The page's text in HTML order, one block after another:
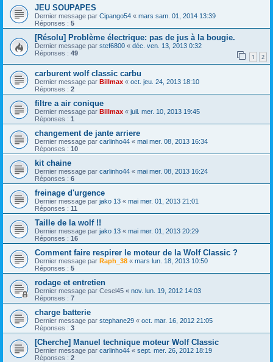
JEU SOUPAPES
Dernier message par Cipango54 « mars sam. 01, 2014 13:39
Réponses : 5
[Résolu] Problème électrique: pas de jus à la bougie.
Dernier message par stef6800 « déc. ven. 13, 2013 0:32
Réponses : 49 1 2
carburent wolf classic carbu
Dernier message par Billmax « oct. jeu. 24, 2013 18:10
Réponses : 2
filtre a air conique
Dernier message par Billmax « juil. mer. 10, 2013 19:45
Réponses : 1
changement de jante arriere
Dernier message par carlinho44 « mai mer. 08, 2013 16:34
Réponses : 10
kit chaine
Dernier message par carlinho44 « mai mer. 08, 2013 16:24
Réponses : 6
freinage d'urgence
Dernier message par jako 13 « mai mer. 01, 2013 21:01
Réponses : 11
Taille de la wolf !!
Dernier message par jako 13 « mai mer. 01, 2013 20:29
Réponses : 16
Comment faire respirer le moteur de la Wolf Classic ?
Dernier message par Raph_38 « mars lun. 18, 2013 10:50
Réponses : 5
rodage et entretien
Dernier message par Cesel45 « nov. lun. 19, 2012 14:03
Réponses : 7
charge batterie
Dernier message par stephane29 « oct. mar. 16, 2012 21:05
Réponses : 3
[Cherche] Manuel technique moteur Wolf Classic
Dernier message par carlinho44 « sept. mer. 26, 2012 18:19
Réponses : 2